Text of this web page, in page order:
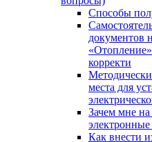
Способы
документов
корректи
места для
Зачем мне
электронные
Как внести